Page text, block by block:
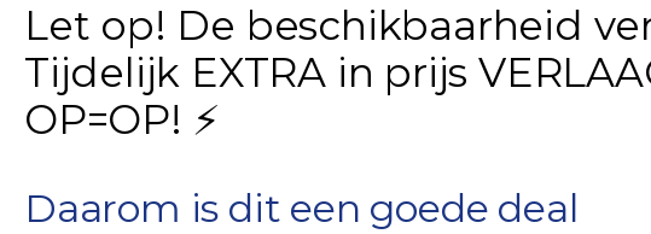
Let op! De beschikbaarheid
Tijdelijk EXTRA in prijs
OP=OP! ⚡
Daarom is dit een goede deal